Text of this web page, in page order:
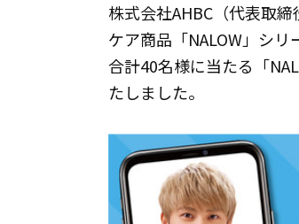
株式会社AHBC（代表取
ケア商品「NALOW」シ
合計40名様に当たる「
たしました。